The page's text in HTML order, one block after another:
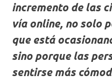
incremento de las
vía online, no solo
que está
sino porque las
sentirse más